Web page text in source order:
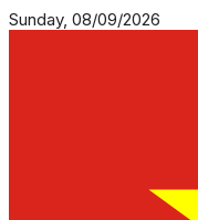
Sunday, 08/09/2026